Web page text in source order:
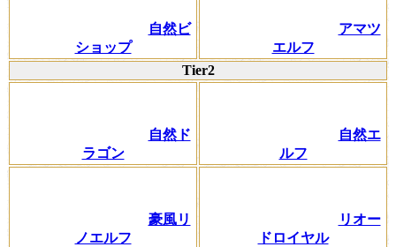
自然ビ
ショップ
アマツ
エルフ
Tier2
自然ド
ラゴン
自然エ
ルフ
豪風リ
ノエルフ
リオー
ドロイヤル